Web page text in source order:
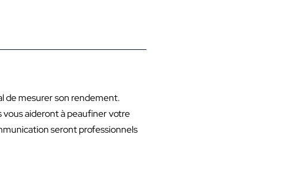
de mesurer son rendement.
vous aideront à peaufiner votre
seront professionnels